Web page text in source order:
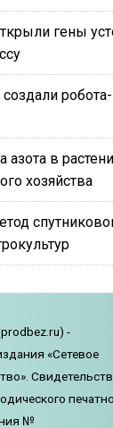
гены
в
хозяйства
-
«Сетевое
№